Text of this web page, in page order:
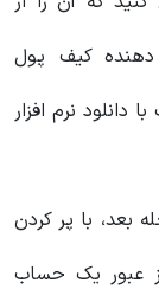
دهنده کیف پول
نرم افزار
بعد، با پر کردن
عبور یک حساب